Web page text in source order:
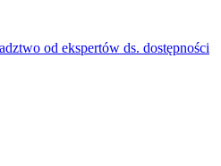
od ekspertów ds. dostępności